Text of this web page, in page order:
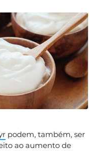
podem, também, ser
ao aumento de